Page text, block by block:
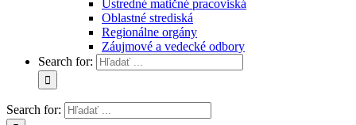
Ústredné matičné pracoviská
Oblastné strediská
Regionálne orgány
Záujmové a vedecké odbory
Search for:
Search for: